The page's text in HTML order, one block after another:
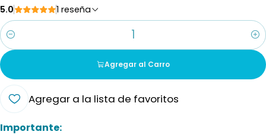
5.0 1 reseña
Cantidad
Agregar al Carro
Agregar a la lista de favoritos
Importante: